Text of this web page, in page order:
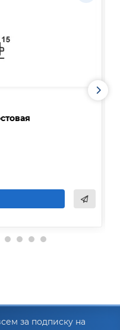
за подписку на